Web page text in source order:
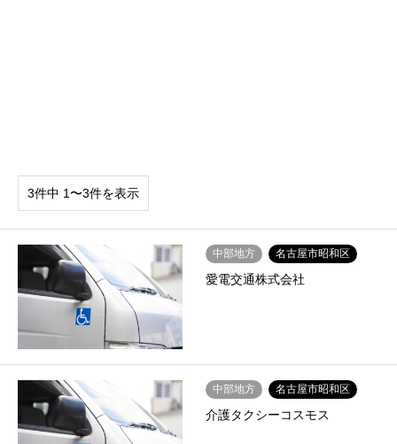
3件中 1〜3件を表示
中部地方 名古屋市昭和区
愛電交通株式会社
中部地方 名古屋市昭和区
介護タクシーコスモス